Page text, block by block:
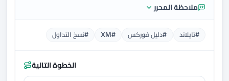
ملاحظة المحرر
#تايلاند #دليل فوركس #XM #نسخ التداول
الخطوة التالية